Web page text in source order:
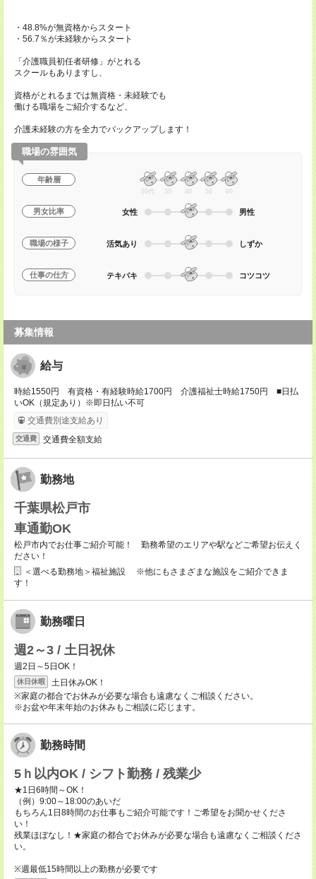
・48.8%が無資格からスタート
・56.7％が未経験からスタート
「介護職員初任者研修」がとれる
スクールもありますし、
資格がとれるまでは無資格・未経験でも
働ける職場をご紹介するなど、
介護未経験の方を全力でバックアップします！
職場の雰囲気
年齢層
20代 30 40 50 60
男女比率 女性 男性
職場の様子 活気あり しずか
仕事の仕方 テキパキ コツコツ
募集情報
給与
時給1550円 有資格・有経験時給1700円 介護福祉士時給1750円 ■日払
いOK（規定あり）※即日払い不可
交通費別途支給あり
交通費 交通費全額支給
勤務地
千葉県松戸市
車通勤OK
松戸市内でお仕事ご紹介可能！ 勤務希望のエリアや駅などご希望お伝えく
ださい！
＜選べる勤務地＞福祉施設 ※他にもさまざまな施設をご紹介できま
す！
勤務曜日
週2～3 / 土日祝休
週2日～5日OK！
休日休暇
土日休みOK！
※家庭の都合でお休みが必要な場合も遠慮なくご相談ください。
※お盆や年末年始のお休みもご相談に応じます。
勤務時間
5ｈ以内OK / シフト勤務 / 残業少
★1日6時間～OK！
（例）9:00～18:00のあいだ
もちろん1日8時間のお仕事もご紹介可能です！ご希望をお聞かせくださ
い！
残業ほぼなし！★家庭の都合でお休みが必要な場合も遠慮なくご相談くださ
い。
※週最低15時間以上の勤務が必要です